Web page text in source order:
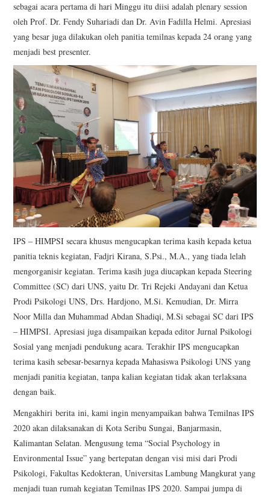
sebagai acara pertama di hari Minggu itu diisi adalah plenary session
oleh Prof. Dr. Fendy Suhariadi dan Dr. Avin Fadilla Helmi. Apresiasi
yang besar juga dilakukan oleh panitia temilnas kepada 24 orang yang
menjadi best presenter.
IPS – HIMPSI secara khusus mengucapkan terima kasih kepada ketua
panitia teknis kegiatan, Fadjri Kirana, S.Psi., M.A., yang tiada lelah
mengorganisir kegiatan. Terima kasih juga diucapkan kepada Steering
Committee (SC) dari UNS, yaitu Dr. Tri Rejeki Andayani dan Ketua
Prodi Psikologi UNS, Drs. Hardjono, M.Si. Kemudian, Dr. Mirra
Noor Milla dan Muhammad Abdan Shadiqi, M.Si sebagai SC dari IPS
– HIMPSI. Apresiasi juga disampaikan kepada editor Jurnal Psikologi
Sosial yang menjadi pendukung acara. Terakhir IPS mengucapkan
terima kasih sebesar-besarnya kepada Mahasiswa Psikologi UNS yang
menjadi panitia kegiatan, tanpa kalian kegiatan tidak akan terlaksana
dengan baik.
Mengakhiri berita ini, kami ingin menyampaikan bahwa Temilnas IPS
2020 akan dilaksanakan di Kota Seribu Sungai, Banjarmasin,
Kalimantan Selatan. Mengusung tema “Social Psychology in
Environmental Issue” yang bertepatan dengan visi misi dari Prodi
Psikologi, Fakultas Kedokteran, Universitas Lambung Mangkurat yang
menjadi tuan rumah kegiatan Temilnas IPS 2020. Sampai jumpa di